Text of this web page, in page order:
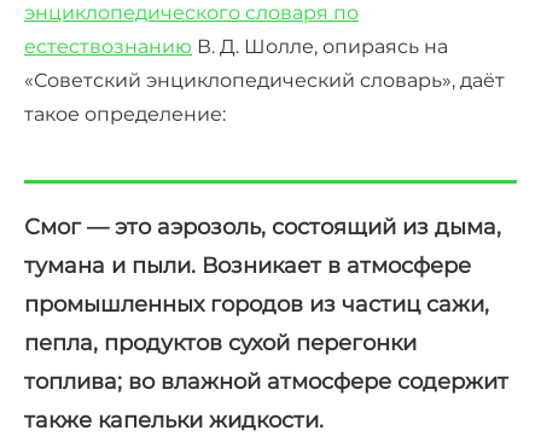
энциклопедического словаря по
естествознанию В. Д. Шолле, опираясь на
«Советский энциклопедический словарь», даёт
такое определение:
Смог — это аэрозоль, состоящий из дыма,
тумана и пыли. Возникает в атмосфере
промышленных городов из частиц сажи,
пепла, продуктов сухой перегонки
топлива; во влажной атмосфере содержит
также капельки жидкости.